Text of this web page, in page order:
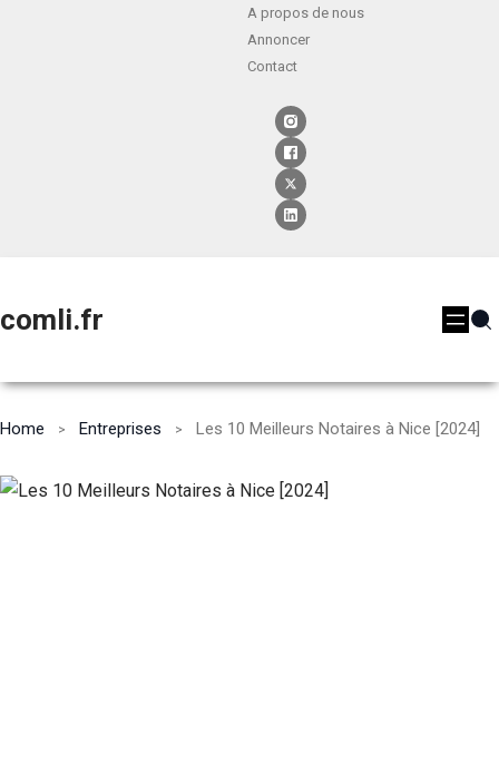
A propos de nous
Annoncer
Contact
comli.fr
Home Entreprises Les 10 Meilleurs Notaires à Nice [2024]